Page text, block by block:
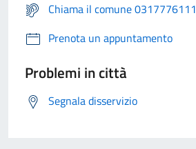
Chiama il comune 0317776111
Prenota un appuntamento
Problemi in città
Segnala disservizio